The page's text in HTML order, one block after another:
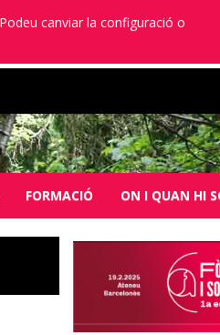
canviar la configuració o
FORMACIÓ ON I QUAN HI